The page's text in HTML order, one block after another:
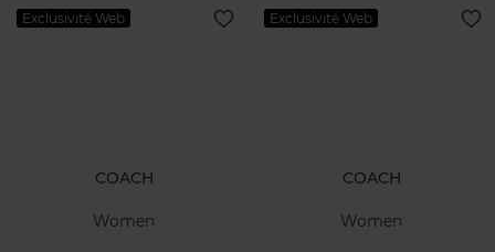
Exclusivité Web
COACH
Women
Exclusivité Web
COACH
Women